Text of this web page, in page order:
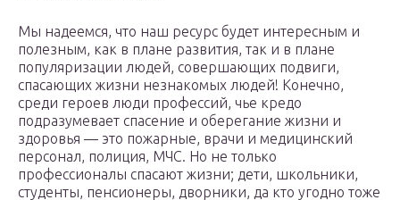
Мы надеемся, что наш ресурс будет интересным и
полезным, как в плане развития, так и в плане
популяризации людей, совершающих подвиги,
спасающих жизни незнакомых людей! Конечно,
среди героев люди профессий, чье кредо
подразумевает спасение и оберегание жизни и
здоровья — это пожарные, врачи и медицинский
персонал, полиция, МЧС. Но не только
профессионалы спасают жизни; дети, школьники,
студенты, пенсионеры, дворники, да кто угодно тоже